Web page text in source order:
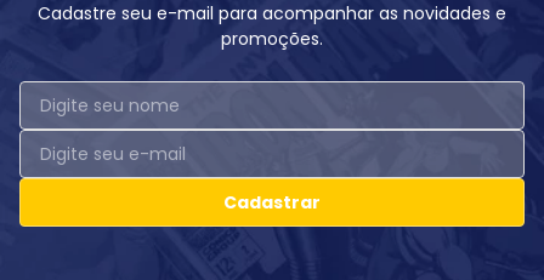
Cadastre seu e-mail para acompanhar as novidades e
promoções.
Cadastrar